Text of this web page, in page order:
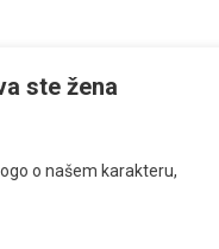
ste žena
o našem karakteru,